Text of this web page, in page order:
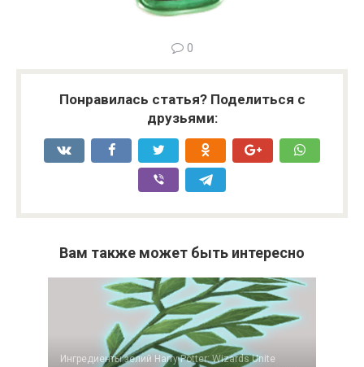
0
Понравилась статья? Поделиться с
друзьями:
Вам также может быть интересно
Ингредиенты зелий Harry Potter: Wizards Unite